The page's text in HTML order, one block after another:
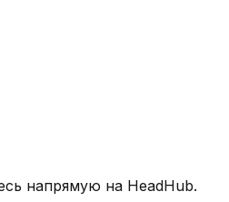
напрямую на HeadHub.